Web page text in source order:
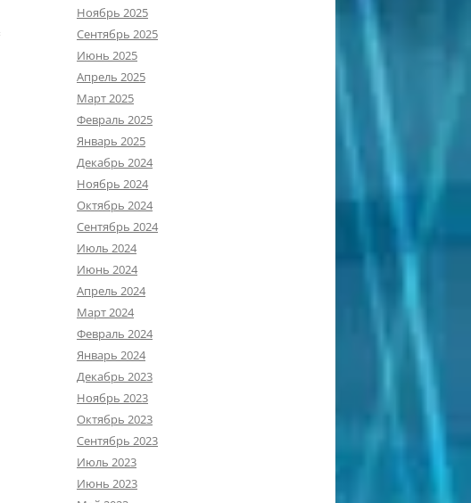
Ноябрь 2025
Сентябрь 2025
Июнь 2025
Апрель 2025
Март 2025
Февраль 2025
Январь 2025
Декабрь 2024
Ноябрь 2024
Октябрь 2024
Сентябрь 2024
Июль 2024
Июнь 2024
Апрель 2024
Март 2024
Февраль 2024
Январь 2024
Декабрь 2023
Ноябрь 2023
Октябрь 2023
Сентябрь 2023
Июль 2023
Июнь 2023